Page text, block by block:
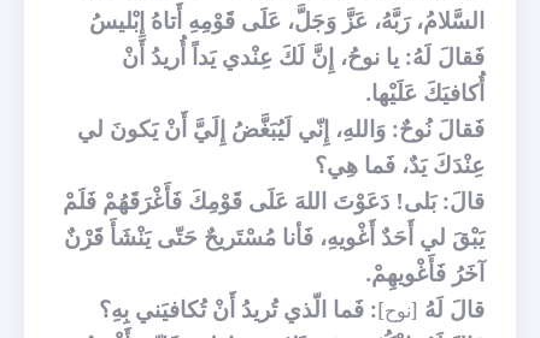
السَّلامُ، رَبَّهُ، عَزَّ وَجَلَّ، عَلَى قَوْمِهِ أَتاهُ إِبْليسُ
فَقالَ لَهُ: يا نوحُ، إِنَّ لَكَ عِنْدي يَداً أُريدُ أَنْ
أُكافيَكَ عَلَيْها.
فَقالَ نُوحٌ: وَاللهِ، إِنّي لَيُبَغَّضُ إِلَيَّ أَنْ يَكونَ لي
عِنْدَكَ يَدٌ، فَما هِي؟
قالَ: بَلى! دَعَوْتَ اللهَ عَلَى قَوْمِكَ فَأَغْرَقَهُمْ فَلَمْ
يَبْقَ لي أَحَدٌ أَغْويهِ، فَأنا مُسْتَريحٌ حَتّى يَنْشَأَ قَرْنٌ
آخَرُ فَأَغْويهِمْ.
قالَ لَهُ [نوح]: فَما الّذي تُريدُ أَنْ تُكافيَني بِهِ؟